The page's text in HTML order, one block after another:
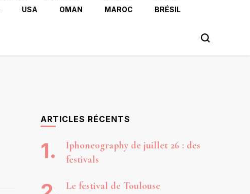
USA OMAN MAROC
BRÉSIL
ARTICLES RÉCENTS
Iphoneography de juillet 26 : des
festivals
Le festival de Toulouse